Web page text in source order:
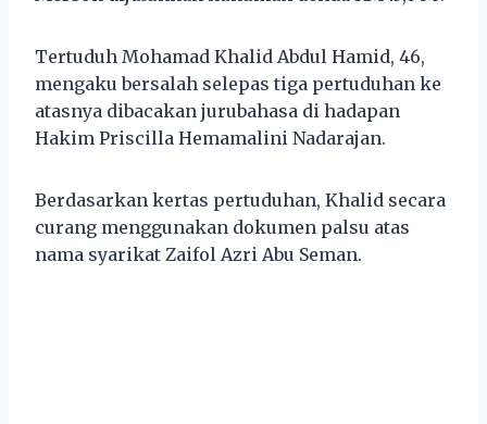
Tertuduh Mohamad Khalid Abdul Hamid, 46,
mengaku bersalah selepas tiga pertuduhan ke
atasnya dibacakan jurubahasa di hadapan
Hakim Priscilla Hemamalini Nadarajan.
Berdasarkan kertas pertuduhan, Khalid secara
curang menggunakan dokumen palsu atas
nama syarikat Zaifol Azri Abu Seman.